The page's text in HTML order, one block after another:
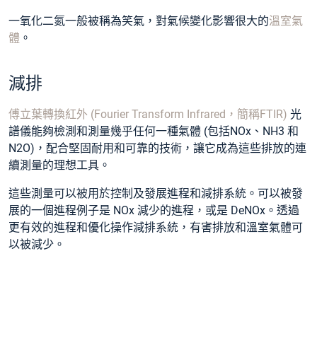
一氧化二氮一般被稱為笑氣，對氣候變化影響很大的溫室氣
體 。
減排
傅立葉轉換紅外 (Fourier Transform Infrared，簡稱FTIR) 光
譜儀能夠檢測和測量幾乎任何一種氣體 (包括NOx、NH3 和
N2O)，配合堅固耐用和可靠的技術，讓它成為這些排放的連
續測量的理想工具。
這些測量可以被用於控制及發展進程和減排系統。可以被發
展的一個進程例子是 NOx 減少的進程，或是 DeNOx。透過
更有效的進程和優化操作減排系統，有害排放和溫室氣體可
以被減少。